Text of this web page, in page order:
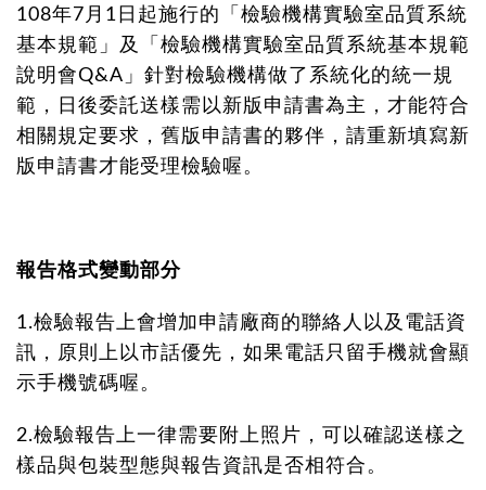
108年7月1日起施行的「檢驗機構實驗室品質系統
基本規範」及「檢驗機構實驗室品質系統基本規範
說明會Q&A」針對檢驗機構做了系統化的統一規
範，日後委託送樣需以新版申請書為主，才能符合
相關規定要求，舊版申請書的夥伴，請重新填寫新
版申請書才能受理檢驗喔。
報告格式變動部分
1.檢驗報告上會增加申請廠商的聯絡人以及電話資
訊，原則上以市話優先，如果電話只留手機就會顯
示手機號碼喔。
2.檢驗報告上一律需要附上照片，可以確認送樣之
樣品與包裝型態與報告資訊是否相符合。